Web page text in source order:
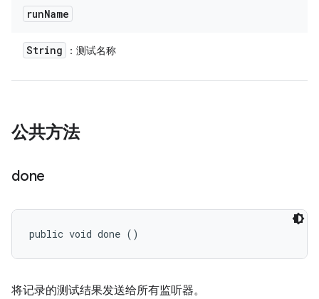
runName
String ：测试名称
公共方法
done
public void done ()
将记录的测试结果发送给所有监听器。